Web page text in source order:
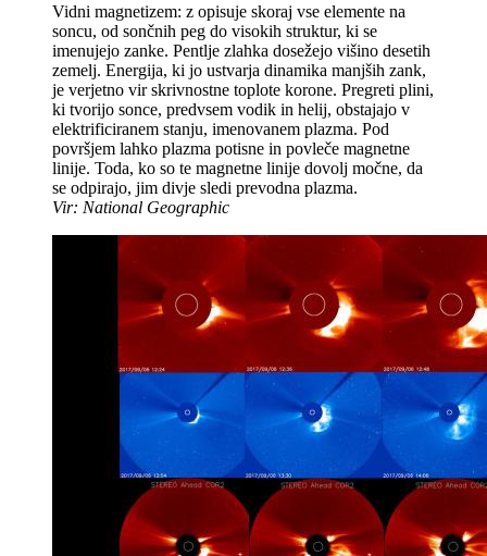
Vidni magnetizem: z opisuje skoraj vse elemente na
soncu, od sončnih peg do visokih struktur, ki se
imenujejo zanke. Pentlje zlahka dosežejo višino desetih
zemelj. Energija, ki jo ustvarja dinamika manjših zank,
je verjetno vir skrivnostne toplote korone. Pregreti plini,
ki tvorijo sonce, predvsem vodik in helij, obstajajo v
elektrificiranem stanju, imenovanem plazma. Pod
površjem lahko plazma potisne in povleče magnetne
linije. Toda, ko so te magnetne linije dovolj močne, da
se odpirajo, jim divje sledi prevodna plazma.
Vir: National Geographic